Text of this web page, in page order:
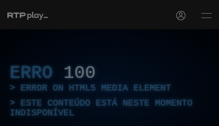
ERRO 100
ERROR ON HTML5 MEDIA ELEMENT
ESTE CONTEÚDO ESTÁ NESTE MOMENTO
INDISPONÍVEL